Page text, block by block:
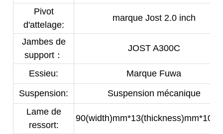
Pivot
d'attelage:
marque Jost 2.0 inch
Jambes de
support：
JOST A300C
Essieu:
Marque Fuwa
Suspension:
Suspension mécanique
Lame de
ressort: